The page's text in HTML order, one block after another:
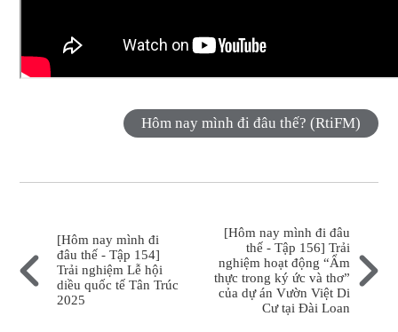
Hôm nay mình đi đâu thế? (RtiFM)
[Hôm nay mình đi
đâu thế - Tập 154]
Trải nghiệm Lễ hội
diều quốc tế Tân Trúc
2025
[Hôm nay mình đi đâu
thế - Tập 156] Trải
nghiệm hoạt động “Ẩm
thực trong ký ức và thơ”
của dự án Vườn Việt Di
Cư tại Đài Loan